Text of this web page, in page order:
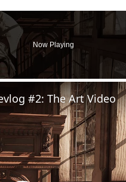
Now Playing
#2: The Art Video